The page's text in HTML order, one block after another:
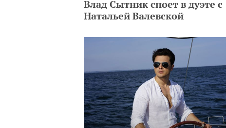
Влад Сытник споет в дуэте с
Натальей Валевской